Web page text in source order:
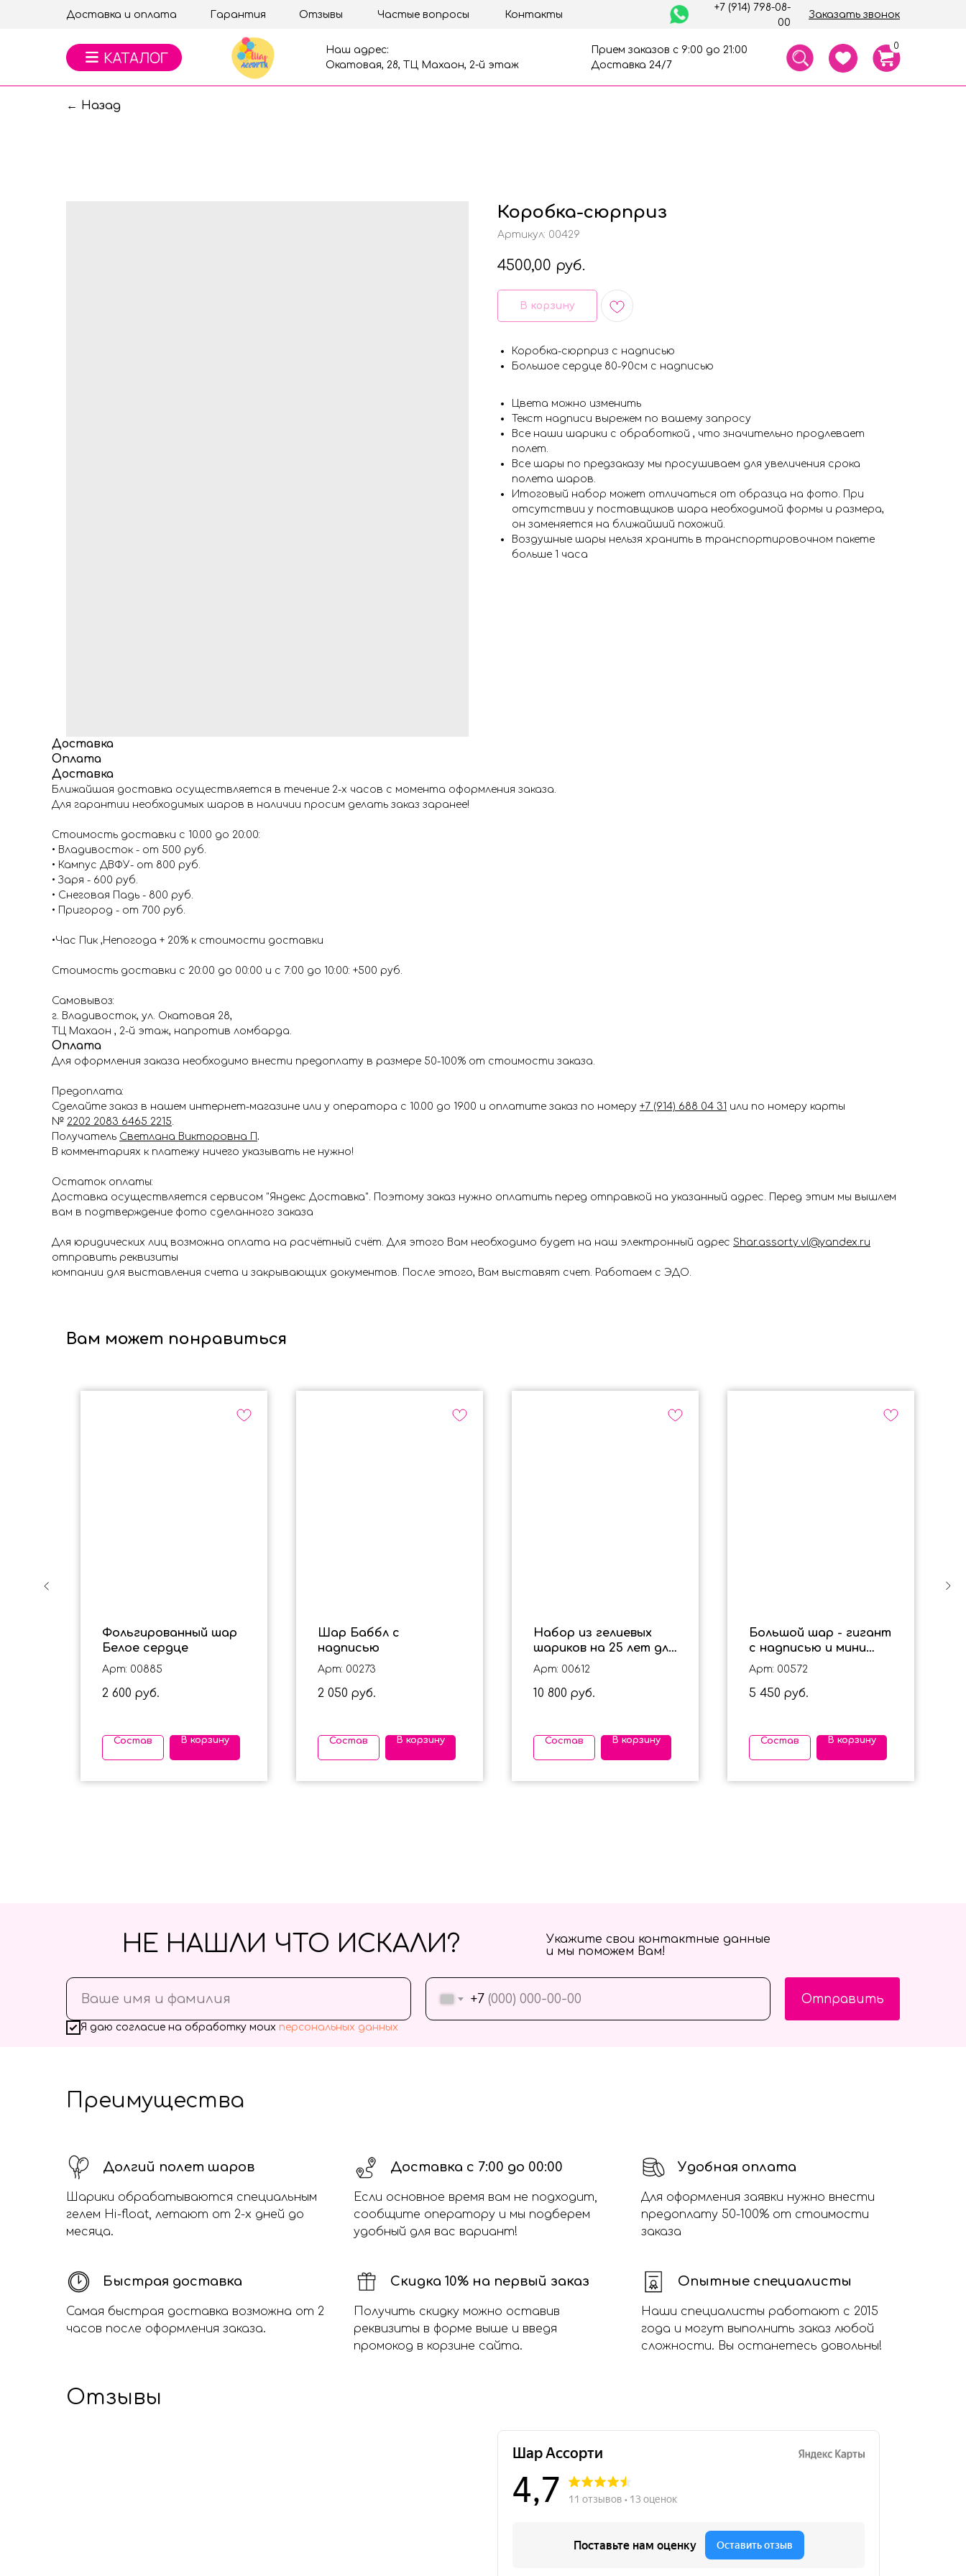
Заказать звонок
+7 (914) 798-08-
00
Доставка и оплата Гарантия Отзывы Частые вопросы Контакты
Прием заказов с 9:00 до 21:00
Доставка 24/7
Наш адрес:
Окатовая, 28, ТЦ Махаон, 2-й этаж
0
← Назад
Коробка-сюрприз
Артикул: 00429
4500,00 руб.
В корзину
Коробка-сюрприз с надписью
Большое сердце 80-90см с надписью
Цвета можно изменить
Текст надписи вырежем по вашему запросу
Все наши шарики с обработкой , что значительно продлевает
полет.
Все шары по предзаказу мы просушиваем для увеличения срока
полета шаров.
Итоговый набор может отличаться от образца на фото. При
отсутствии у поставщиков шара необходимой формы и размера,
он заменяется на ближайший похожий.
Воздушные шары нельзя хранить в транспортировочном пакете
больше 1 часа
Доставка
Оплата
Доставка
Ближайшая доставка осуществляется в течение 2-х часов с момента оформления заказа.
Для гарантии необходимых шаров в наличии просим делать заказ заранее!
Стоимость доставки с 10.00 до 20:00:
• Владивосток - от 500 руб.
• Кампус ДВФУ- от 800 руб.
• Заря - 600 руб.
• Снеговая Падь - 800 руб.
• Пригород - от 700 руб.
•Час Пик ,Непогода + 20% к стоимости доставки
Стоимость доставки с 20:00 до 00:00 и с 7:00 до 10:00: +500 руб.
Самовывоз:
г. Владивосток, ул. Окатовая 28,
ТЦ Махаон , 2-й этаж, напротив ломбарда.
Оплата
Для оформления заказа необходимо внести предоплату в размере 50-100% от стоимости заказа.
Предоплата:
Сделайте заказ в нашем интернет-магазине или у оператора с 10.00 до 19.00 и оплатите заказ по номеру +7 (914) 688 04 31 или по номеру карты
№ 2202 2083 6465 2215.
Получатель Светлана Викторовна П.
В комментариях к платежу ничего указывать не нужно!
Остаток оплаты:
Доставка осуществляется сервисом "Яндекс Доставка". Поэтому заказ нужно оплатить перед отправкой на указанный адрес. Перед этим мы вышлем
вам в подтверждение фото сделанного заказа
Для юридических лиц возможна оплата на расчётный счёт. Для этого Вам необходимо будет на наш электронный адрес Shar.assorty.vl@yandex.ru
отправить реквизиты
компании для выставления счета и закрывающих документов. После этого, Вам выставят счет. Работаем с ЭДО.
Вам может понравиться
Фольгированный шар
Белое сердце
Арт: 00885
2 600 руб.
Состав В корзину
Шар Баббл с
надписью
Арт: 00273
2 050 руб.
Состав В корзину
Набор из гелиевых
шариков на 25 лет для
мужчины с котиком
Арт: 00612
10 800 руб.
Состав В корзину
Большой шар - гигант
с надписью и мини
шариками внутри для
девочки
Арт: 00572
5 450 руб.
Состав В корзину
+7
Я даю согласие на обработку моих персональных данных
Отправить
НЕ НАШЛИ ЧТО ИСКАЛИ?
Укажите свои контактные данные
и мы поможем Вам!
Преимущества
Долгий полет шаров
Шарики обрабатываются специальным
гелем Hi-float, летают от 2-х дней до
месяца.
Доставка с 7:00 до 00:00
Если основное время вам не подходит,
сообщите оператору и мы подберем
удобный для вас вариант!
Удобная оплата
Для оформления заявки нужно внести
предоплату 50-100% от стоимости
заказа
Быстрая доставка
Самая быстрая доставка возможна от 2
часов после оформления заказа.
Скидка 10% на первый заказ
Получить скидку можно оставив
реквизиты в форме выше и введя
промокод в корзине сайта.
Опытные специалисты
Наши специалисты работают с 2015
года и могут выполнить заказ любой
сложности. Вы останетесь довольны!
Отзывы